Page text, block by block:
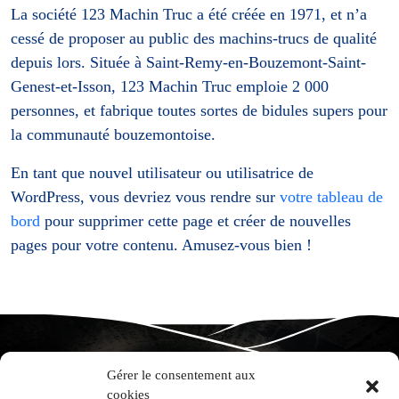
Gérer le consentement aux
cookies
La société 123 Machin Truc a été créée en 1971, et n’a
cessé de proposer au public des machins-trucs de qualité
depuis lors. Située à Saint-Remy-en-Bouzemont-Saint-
Genest-et-Isson, 123 Machin Truc emploie 2 000
personnes, et fabrique toutes sortes de bidules supers pour
la communauté bouzemontoise.
En tant que nouvel utilisateur ou utilisatrice de
WordPress, vous devriez vous rendre sur votre tableau de
bord pour supprimer cette page et créer de nouvelles
pages pour votre contenu. Amusez-vous bien !
Domaine Alain Gras